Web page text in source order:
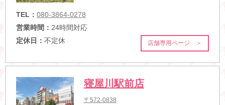
TEL： 080-3864-0278
営業時間： 24時間対応
定休日： 不定休 店舗専用ページ ＞
寝屋川駅前店
〒572-0838